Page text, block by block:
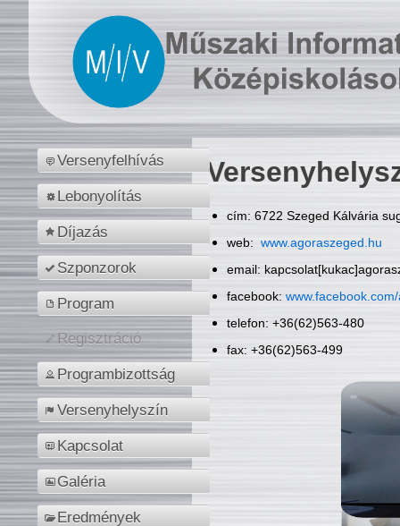
Versenyfelhívás
Lebonyolítás
Díjazás
Szponzorok
Program
Regisztráció
Programbizottság
Versenyhelyszín
Kapcsolat
Galéria
Eredmények
cím: 6722 Szeged Kálvária
web: www.agoraszeged.hu
email:
facebook:
telefon: +36(62)563-480
fax: +36(62)563-499